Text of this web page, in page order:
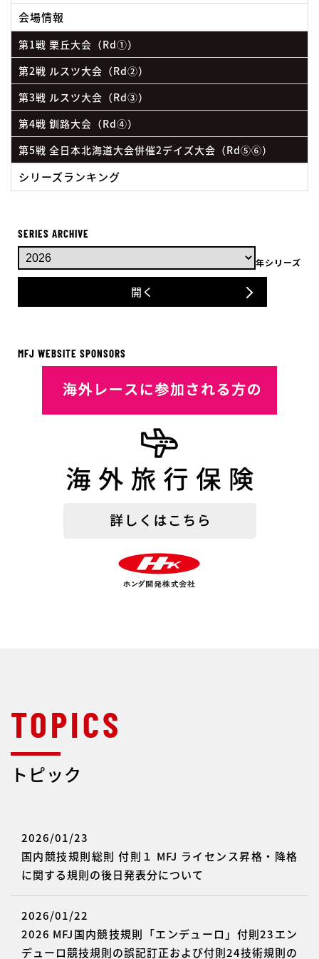
会場情報
第1戦 栗丘大会（Rd①）
第2戦 ルスツ大会（Rd②）
第3戦 ルスツ大会（Rd③）
第4戦 釧路大会（Rd④）
第5戦 全日本北海道大会併催2デイズ大会（Rd⑤⑥）
シリーズランキング
SERIES ARCHIVE
年シリーズ
開く
MFJ WEBSITE SPONSORS
トピック
2026/01/23
国内競技規則総則 付則１ MFJ ライセンス昇格・降格
に関する規則の後日発表分について
2026/01/22
2026 MFJ国内競技規則「エンデューロ」付則23エン
デューロ競技規則の誤記訂正および付則24技術規則の